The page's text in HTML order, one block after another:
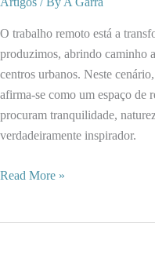
São
João
O trabalho remoto está a
produzimos, abrindo caminho
centros urbanos. Neste
afirma-se como um espaço de
procuram tranquilidade,
verdadeiramente inspirador.
Coworking
Read More »